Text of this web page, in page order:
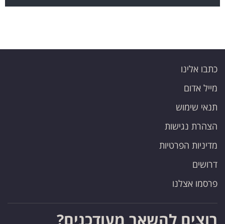
כתבו אלינו
מייל אדום
תנאי שימוש
הצהרת נגישות
מדיניות הפרטיות
דרושים
פרסמו אצלנו
רוצים להשאר מעודכנים?